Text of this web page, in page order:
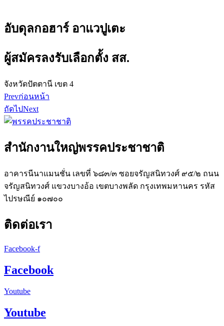
อับดุลกอฮาร์ อาแวปูเตะ
ผู้สมัครลงรับเลือกตั้ง สส.
จังหวัดปัตตานี เขต 4
Prevก่อนหน้า
ถัดไปNext
สำนักงานใหญ่พรรคประชาชาติ
อาคารนีนาแมนชั่น เลขที่ ๖๘๓/๓ ซอยจรัญสนิทวงศ์ ๙๕/๒ ถนน
จรัญสนิทวงศ์ แขวงบางอ้อ เขตบางพลัด กรุงเทพมหานคร รหัส
ไปรษณีย์ ๑๐๗๐๐
ติดต่อเรา
Facebook-f
Facebook
Youtube
Youtube